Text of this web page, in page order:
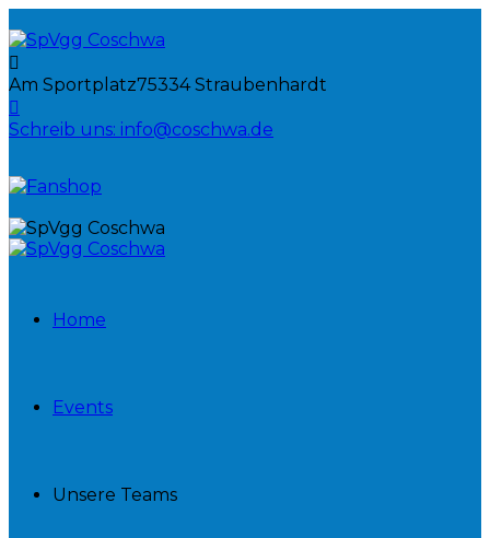
Am Sportplatz75334 Straubenhardt
Schreib uns: info@coschwa.de
Home
Events
Unsere Teams